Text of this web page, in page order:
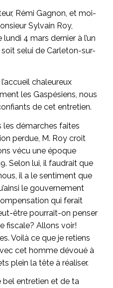
Rémi Gagnon, et moi-
Sylvain Roy,
4 mars dernier à l’un
selui de Carleton-sur-
chaleureux
les Gaspésiens, nous
de cet entretien.
les démarches faites
perdue, M. Roy croit
vécu une époque
Selon lui, il faudrait que
il a le sentiment que
le gouvernement
qui ferait
être pourrait-on penser
fiscale? Allons voir!
Voilà ce que je retiens
cet homme dévoué à
plein la tête à réaliser.
bel entretien et de ta